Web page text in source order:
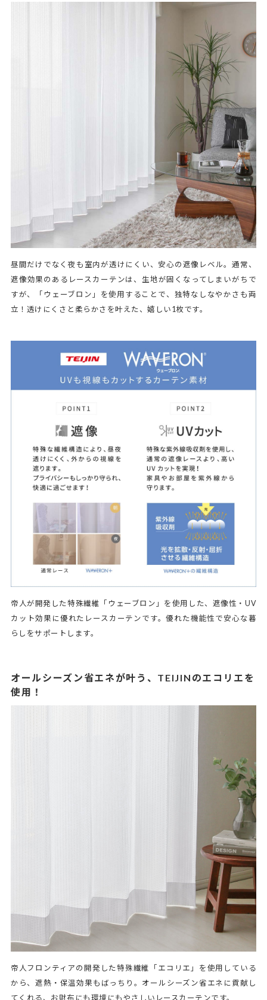
昼間だけでなく夜も室内が透けにくい、安心の遮像レベル。通常、
遮像効果のあるレースカーテンは、生地が固くなってしまいがちで
すが、「ウェーブロン」を使用することで、独特なしなやかさも両
立！透けにくさと柔らかさを叶えた、嬉しい1枚です。
帝人が開発した特殊繊維「ウェーブロン」を使用した、遮像性・UV
カット効果に優れたレースカーテンです。優れた機能性で安心な暮
らしをサポートします。
オールシーズン省エネが叶う、TEIJINのエコリエを
使用！
帝人フロンティアの開発した特殊繊維「エコリエ」を使用している
から、遮熱・保温効果もばっちり。オールシーズン省エネに貢献し
てくれる、お財布にも環境にもやさしいレースカーテンです。